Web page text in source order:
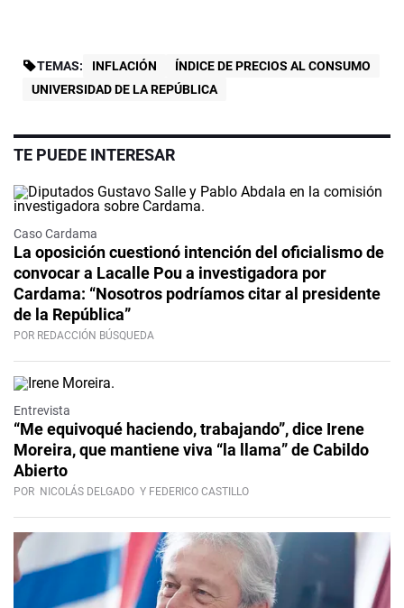
TEMAS: INFLACIÓN
ÍNDICE DE PRECIOS AL CONSUMO
UNIVERSIDAD DE LA REPÚBLICA
TE PUEDE INTERESAR
Caso Cardama
La oposición cuestionó intención del oficialismo de
convocar a Lacalle Pou a investigadora por
Cardama: “Nosotros podríamos citar al presidente
de la República”
POR REDACCIÓN BÚSQUEDA
Video
Entrevista
“Me equivoqué haciendo, trabajando”, dice Irene
Moreira, que mantiene viva “la llama” de Cabildo
Abierto
POR NICOLÁS DELGADO Y FEDERICO CASTILLO